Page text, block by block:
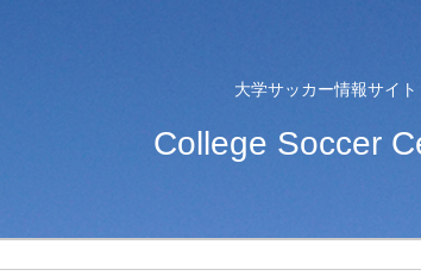
大学サッカー情報サイト
College Soccer